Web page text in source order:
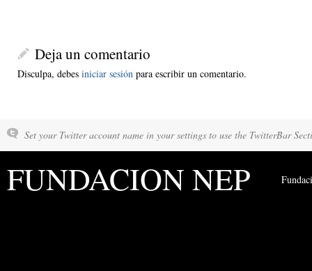
Deja un comentario
Disculpa, debes iniciar sesión para escribir un comentario.
Set your Twitter account name in your settings to use the TwitterBar
FUNDACION NEP